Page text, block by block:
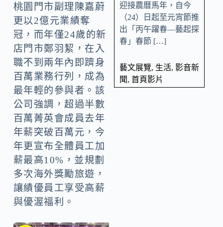
桃園門市副理陳嘉蔚
更以2億元業績奪
冠，而年僅24歲的新
店門市鄭羽絜，在入
職不到兩年內即躋身
百萬業務行列，成為
最年輕的參與者。該
公司強調，超過半數
百萬菁英會成員去年
年薪突破百萬元，今
年更宣布全體員工加
薪最高10%，並規劃
多次海外獎勵旅遊，
讓績優員工享受高薪
與優渥福利。
迎接農曆馬年，自今
（24）日起至元宵節推
出「丙午躍春—藝起探
春」春節 […]
藝文展覽, 生活, 影音新
聞, 首頁影片